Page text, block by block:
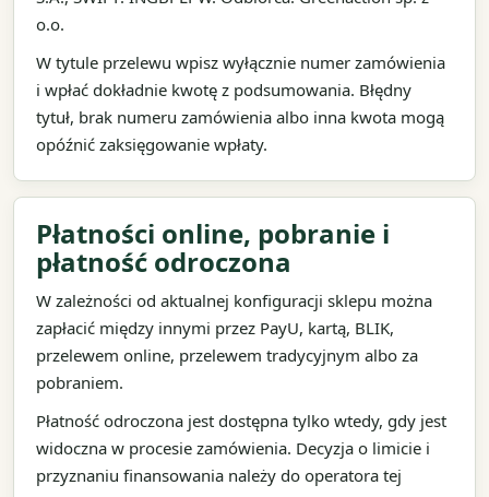
o.o.
W tytule przelewu wpisz wyłącznie numer zamówienia
i wpłać dokładnie kwotę z podsumowania. Błędny
tytuł, brak numeru zamówienia albo inna kwota mogą
opóźnić zaksięgowanie wpłaty.
Płatności online, pobranie i
płatność odroczona
W zależności od aktualnej konfiguracji sklepu można
zapłacić między innymi przez PayU, kartą, BLIK,
przelewem online, przelewem tradycyjnym albo za
pobraniem.
Płatność odroczona jest dostępna tylko wtedy, gdy jest
widoczna w procesie zamówienia. Decyzja o limicie i
przyznaniu finansowania należy do operatora tej